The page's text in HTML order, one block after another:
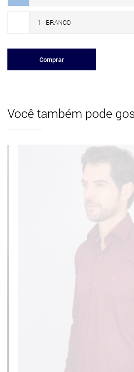
1 - BRANCO
Comprar
Você também pode